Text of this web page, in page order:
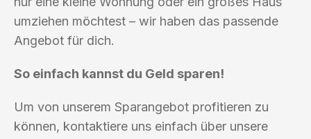
umziehen möchtest – wir haben das passende
Angebot für dich.
So einfach kannst du Geld sparen!
Um von unserem Sparangebot profitieren zu
können, kontaktiere uns einfach über unsere